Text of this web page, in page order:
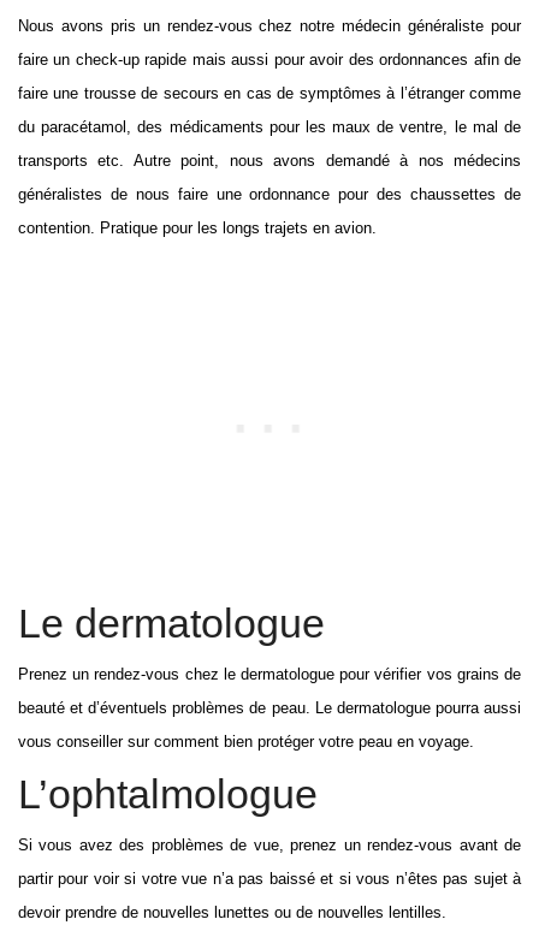
Nous avons pris un rendez-vous chez notre médecin généraliste pour
faire un check-up rapide mais aussi pour avoir des ordonnances afin de
faire une trousse de secours en cas de symptômes à l’étranger comme
du paracétamol, des médicaments pour les maux de ventre, le mal de
transports etc. Autre point, nous avons demandé à nos médecins
généralistes de nous faire une ordonnance pour des chaussettes de
contention. Pratique pour les longs trajets en avion.
Le dermatologue
Prenez un rendez-vous chez le dermatologue pour vérifier vos grains de
beauté et d’éventuels problèmes de peau. Le dermatologue pourra aussi
vous conseiller sur comment bien protéger votre peau en voyage.
L’ophtalmologue
Si vous avez des problèmes de vue, prenez un rendez-vous avant de
partir pour voir si votre vue n’a pas baissé et si vous n’êtes pas sujet à
devoir prendre de nouvelles lunettes ou de nouvelles lentilles.